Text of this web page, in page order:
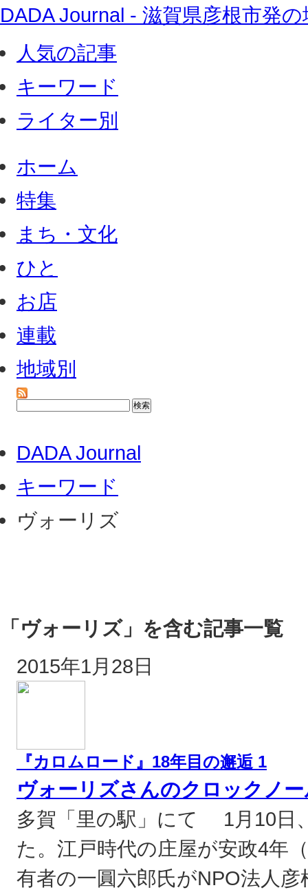
DADA Journal - 滋賀県彦根市発
人気の記事
キーワード
ライター別
ホーム
特集
まち・文化
ひと
お店
連載
地域別
DADA Journal
キーワード
ヴォーリズ
「ヴォーリズ」を含む記事一覧
2015年1月28日
『カロムロード』18年目の邂逅 1
ヴォーリズさんのクロックノ
多賀「里の駅」にて 1月10日
た。江戸時代の庄屋が安政4年
有者の一圓六郎氏がNPO法人